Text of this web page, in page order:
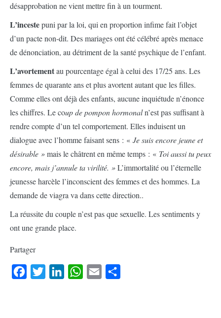
désapprobation ne vient mettre fin à un tourment.
L’incestepuni par la loi, qui en proportion infime fait l’objet
d’un pacte non-dit. Des mariages ont été célébré après menace
de dénonciation, au détriment de la santé psychique de l’enfant.
L’avortementau pourcentage égal à celui des 17/25 ans. Les
femmes de quarante ans et plus avortent autant que les filles.
Comme elles ont déjà des enfants, aucune inquiétude n’énonce
les chiffres. Le coup de pompon hormonaln’est pas suffisant à
rendre compte d’un tel comportement. Elles induisent un
dialogue avec l’homme faisant sens : « Je suis encore jeune et
désirable »mais le châtrent en même temps : « Toi aussi tu peux
encore, mais j’annule ta virilité. »L’immortalité ou l’éternelle
jeunesse harcèle l’inconscient des femmes et des hommes. La
demande de viagra va dans cette direction..
La réussite du couple n’est pas que sexuelle. Les sentiments y
ont une grande place.
Partager
FacebookTwitter LinkedInWhatsApp
Email